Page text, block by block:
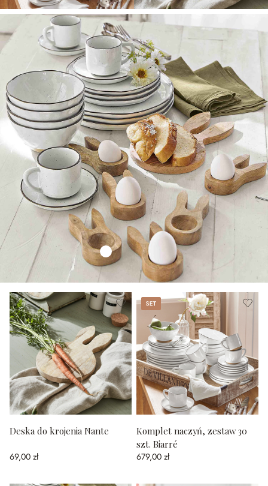
Deska do krojenia Nante
69,00 zł
Set
Komplet naczyń, zestaw 30
szt. Biarré
679,00 zł